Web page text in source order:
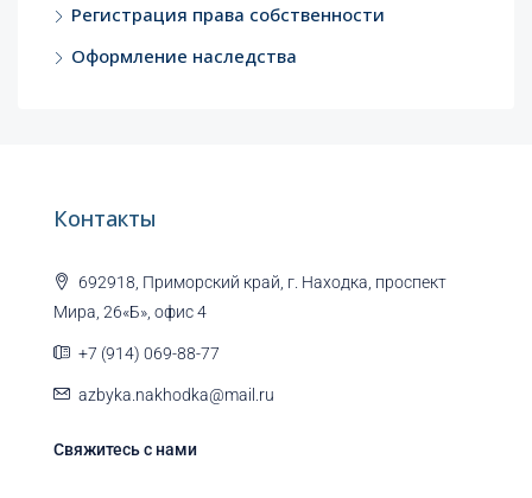
Регистрация права собственности
Оформление наследства
Контакты
692918, Приморский край, г. Находка, проспект
Мира, 26«Б», офис 4
+7 (914) 069-88-77
azbyka.nakhodka@mail.ru
Свяжитесь с нами